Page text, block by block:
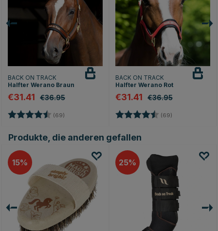
BACK ON TRACK
Halfter Werano Braun
€31.41 €36.95
Bewertung: (69) 4.7 von 5 Sternen
BACK ON TRACK
Halfter Werano Rot
€31.41 €36.95
Bewertung: (69)
Produkte, die anderen gefallen
15 25